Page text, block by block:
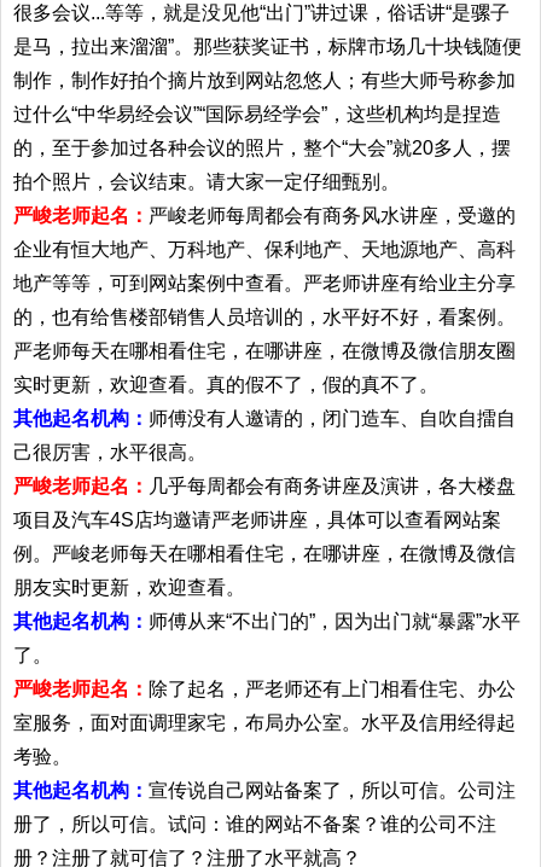
很多会议...等等，就是没见他“出门”讲过课，俗话讲“是骡子
是马，拉出来溜溜”。那些获奖证书，标牌市场几十块钱随便
制作，制作好拍个摘片放到网站忽悠人；有些大师号称参加
过什么“中华易经会议”“国际易经学会”，这些机构均是捏造
的，至于参加过各种会议的照片，整个“大会”就20多人，摆
拍个照片，会议结束。请大家一定仔细甄别。
严峻老师起名： 严峻老师每周都会有商务风水讲座，受邀的
企业有恒大地产、万科地产、保利地产、天地源地产、高科
地产等等，可到网站案例中查看。严老师讲座有给业主分享
的，也有给售楼部销售人员培训的，水平好不好，看案例。
严老师每天在哪相看住宅，在哪讲座，在微博及微信朋友圈
实时更新，欢迎查看。真的假不了，假的真不了。
其他起名机构： 师傅没有人邀请的，闭门造车、自吹自擂自
己很厉害，水平很高。
严峻老师起名： 几乎每周都会有商务讲座及演讲，各大楼盘
项目及汽车4S店均邀请严老师讲座，具体可以查看网站案
例。严峻老师每天在哪相看住宅，在哪讲座，在微博及微信
朋友实时更新，欢迎查看。
其他起名机构： 师傅从来“不出门的”，因为出门就“暴露”水平
了。
严峻老师起名： 除了起名，严老师还有上门相看住宅、办公
室服务，面对面调理家宅，布局办公室。水平及信用经得起
考验。
其他起名机构： 宣传说自己网站备案了，所以可信。公司注
册了，所以可信。试问：谁的网站不备案？谁的公司不注
册？注册了就可信了？注册了水平就高？